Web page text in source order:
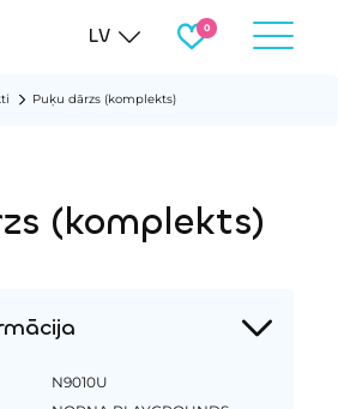
LV
Puķu dārzs (komplekts)
(komplekts)
N9010U